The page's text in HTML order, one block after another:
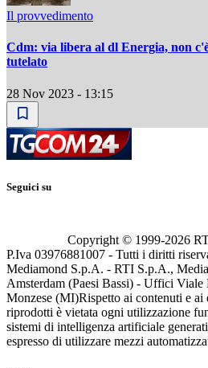
Il provvedimento
Cdm: via libera al dl Energia, non
tutelato
28 Nov 2023 - 13:15
Seguici su
Copyright © 1999-2026
P.Iva 03976881007 - Tutti i diritti
Mediamond S.p.A. - RTI S.p.A.,
Amsterdam (Paesi Bassi) - Uffici
Monzese (MI)Rispetto ai contenuti e ai
riprodotti è vietata ogni utilizzazione
sistemi di intelligenza artificiale
espresso di utilizzare mezzi